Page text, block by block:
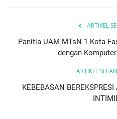
ARTIKEL
Panitia UAM MTsN 1 Kota
dengan
ARTIKEL
KEBEBASAN